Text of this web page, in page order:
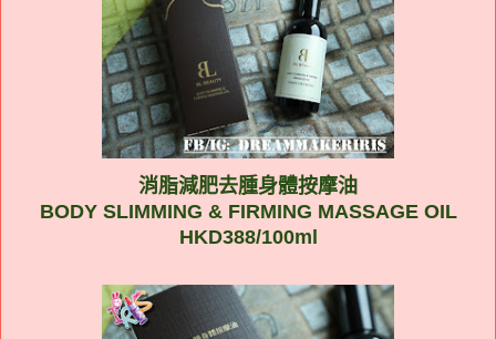
消脂減肥去腫身體按摩油
BODY SLIMMING & FIRMING MASSAGE OIL
HKD388/100ml